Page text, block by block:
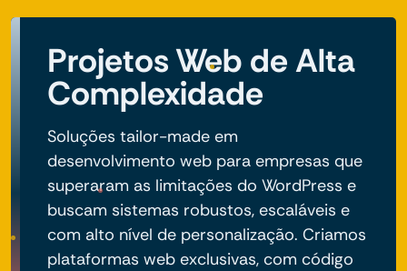
Projetos Web de Alta
Complexidade
Soluções tailor-made em
desenvolvimento web para empresas que
superaram as limitações do WordPress e
buscam sistemas robustos, escaláveis e
com alto nível de personalização. Criamos
plataformas web exclusivas, com código